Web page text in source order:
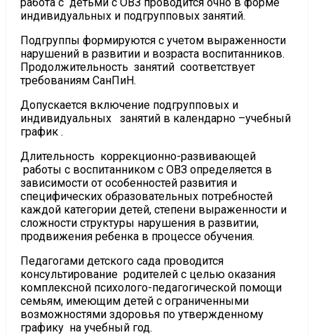
индивидуальных и подгрупповых занятий.
Подгруппы формируются с учетом выраженности
нарушений в развитии и возраста воспитанников.
Продолжительность занятий соответствует
требованиям СанПиН.
Допускается включение подгрупповых и
индивидуальных занятий в календарно –учебный
график .
Длительность коррекционно-развивающей
работы с воспитанником с ОВЗ определяется в
зависимости от особенностей развития и
специфических образовательных потребностей
каждой категории детей, степени выраженности и
сложности структуры нарушения в развитии,
продвижения ребенка в процессе обучения.
Педагогами детского сада проводится
консультирование родителей с целью оказания
комплексной психолого-педагогической помощи
семьям, имеющим детей с ограниченными
возможностями здоровья по утвержденному
графику на учебный год.